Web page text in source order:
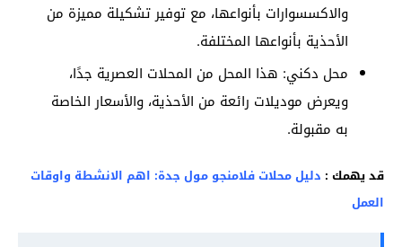
والاكسسوارات بأنواعها، مع توفير تشكيلة مميزة من
الأحذية بأنواعها المختلفة.
محل دكني: هذا المحل من المحلات العصرية جدًا،
ويعرض موديلات رائعة من الأحذية، والأسعار الخاصة
به مقبولة.
قد يهمك : دليل محلات فلامنجو مول جدة: اهم الانشطة واوقات
العمل